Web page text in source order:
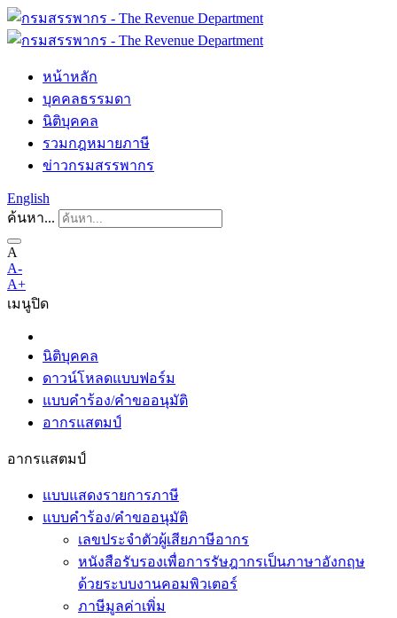
หน้าหลัก
บุคคลธรรมดา
นิติบุคคล
รวมกฎหมายภาษี
ข่าวกรมสรรพากร
English
ค้นหา...
A
A-
A+
เมนูปิด
นิติบุคคล
ดาวน์โหลดแบบฟอร์ม
แบบคำร้อง/คำขออนุมัติ
อากรแสตมป์
อากรแสตมป์
แบบแสดงรายการภาษี
แบบคำร้อง/คำขออนุมัติ
เลขประจำตัวผู้เสียภาษีอากร
หนังสือรับรองเพื่อการรัษฎากรเป็นภาษาอังกฤษ
ด้วยระบบงานคอมพิวเตอร์
ภาษีมูลค่าเพิ่ม